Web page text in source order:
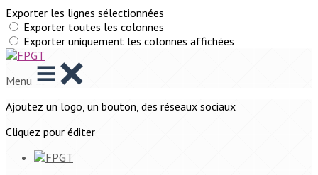
Exporter les lignes sélectionnées
Exporter toutes les colonnes
Exporter uniquement les colonnes affichées
Menu
Ajoutez un logo, un bouton, des réseaux sociaux
Cliquez pour éditer